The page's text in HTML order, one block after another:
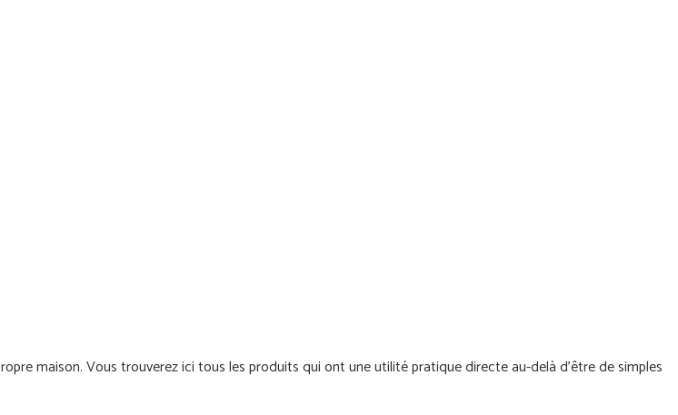
maison. Vous trouverez ici tous les produits qui ont une utilité pratique directe au-delà d'être de simples